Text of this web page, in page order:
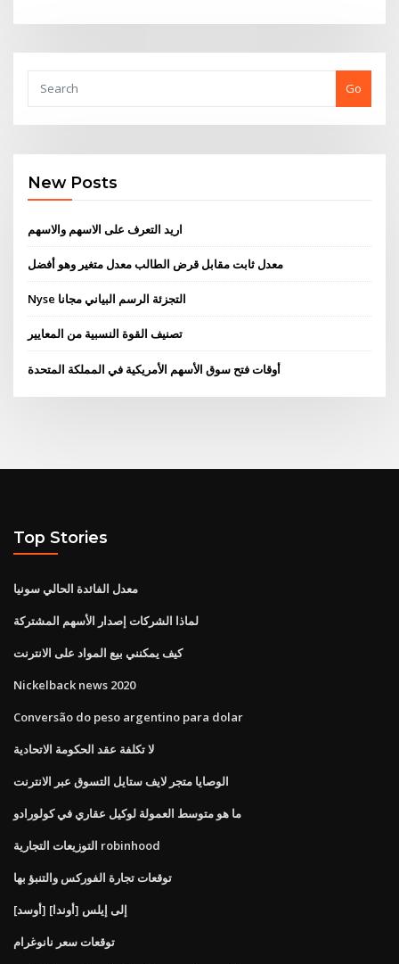
Go
New Posts
اريد التعرف على الاسهم والاسهم
معدل ثابت مقابل قرض الطالب معدل متغير وهو أفضل
Nyse التجزئة الرسم البياني مجانا
تصنيف القوة النسبية من المعايير
أوقات فتح سوق الأسهم الأمريكية في المملكة المتحدة
Top Stories
معدل الفائدة الحالي سونيا
لماذا الشركات إصدار الأسهم المشتركة
كيف يمكنني بيع المواد على الانترنت
Nickelback news 2020
Conversão do peso argentino para dolar
لا تكلفة عقد الحكومة الاتحادية
الوصايا متجر لايف ستايل التسوق عبر الانترنت
ما هو متوسط ​​العمولة لوكيل عقاري في كولورادو
التوزيعات التجارية robinhood
توقعات تجارة الفوركس والتنبؤ بها
[أوسد] إلى إيلس [أوندا]
توقعات سعر نانوغرام